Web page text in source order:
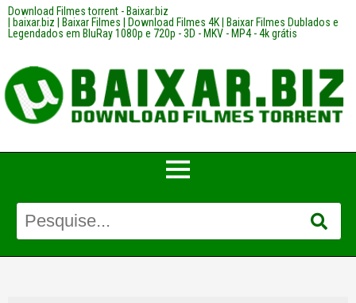
Download Filmes torrent - Baixar.biz
| baixar.biz | Baixar Filmes | Download Filmes 4K | Baixar Filmes Dublados e
Legendados em BluRay 1080p e 720p - 3D - MKV - MP4 - 4k grátis